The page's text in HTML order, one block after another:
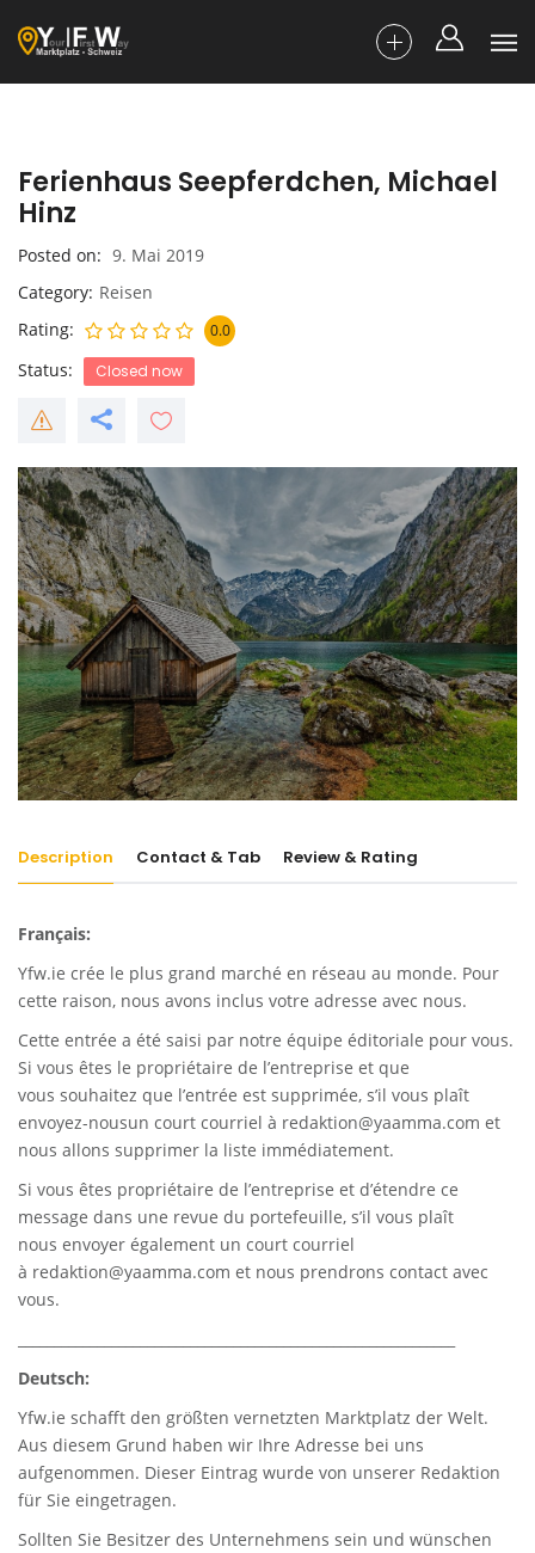
Ferienhaus Seepferdchen, Michael
Hinz
Posted on
9. Mai 2019
Category Reisen
Rating
0.0
Status Closed now
Description Contact & Tab Review & Rating
Français:
Yfw.ie crée le plus grand marché en réseau au monde. Pour
cette raison, nous avons inclus votre adresse avec nous.
Cette entrée a été saisi par notre équipe éditoriale pour vous.
Si vous êtes le propriétaire de l’entreprise et que
vous souhaitez que l’entrée est supprimée, s’il vous plaît
envoyez-nousun court courriel à redaktion@yaamma.com et
nous allons supprimer la liste immédiatement.
Si vous êtes propriétaire de l’entreprise et d’étendre ce
message dans une revue du portefeuille, s’il vous plaît
nous envoyer également un court courriel
à redaktion@yaamma.com et nous prendrons contact avec
vous.
Deutsch:
Yfw.ie schafft den größten vernetzten Marktplatz der Welt.
Aus diesem Grund haben wir Ihre Adresse bei uns
aufgenommen. Dieser Eintrag wurde von unserer Redaktion
für Sie eingetragen.
Sollten Sie Besitzer des Unternehmens sein und wünschen